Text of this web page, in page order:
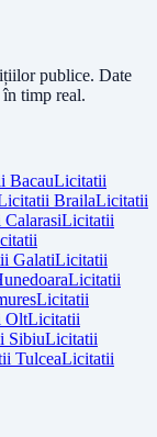
publice. Date
timp real.
BacauLicitatii
BrailaLicitatii
CalarasiLicitatii
GalatiLicitatii
Licitatii
Licitatii
OltLicitatii
SibiuLicitatii
TulceaLicitatii